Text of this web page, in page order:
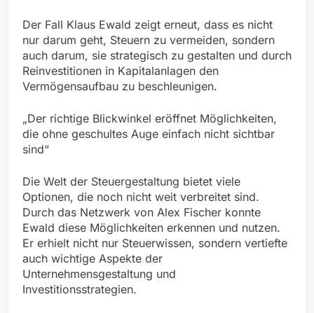
Der Fall Klaus Ewald zeigt erneut, dass es nicht
nur darum geht, Steuern zu vermeiden, sondern
auch darum, sie strategisch zu gestalten und durch
Reinvestitionen in Kapitalanlagen den
Vermögensaufbau zu beschleunigen.
„Der richtige Blickwinkel eröffnet Möglichkeiten,
die ohne geschultes Auge einfach nicht sichtbar
sind“
Die Welt der Steuergestaltung bietet viele
Optionen, die noch nicht weit verbreitet sind.
Durch das Netzwerk von Alex Fischer konnte
Ewald diese Möglichkeiten erkennen und nutzen.
Er erhielt nicht nur Steuerwissen, sondern vertiefte
auch wichtige Aspekte der
Unternehmensgestaltung und
Investitionsstrategien.